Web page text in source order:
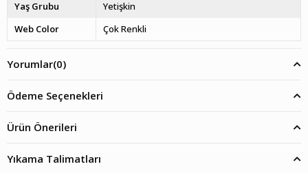
Yaş Grubu
Yetişkin
Web Color
Çok Renkli
Yorumlar(0)
Ödeme Seçenekleri
Ürün Önerileri
Yıkama Talimatları